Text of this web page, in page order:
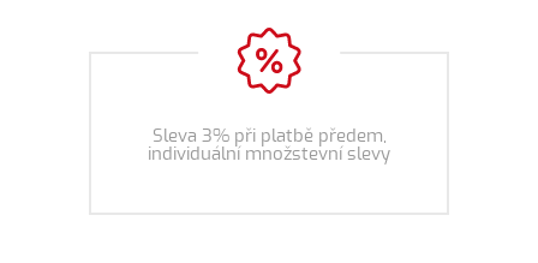
Sleva 3% při platbě předem,
individuální množstevní slevy